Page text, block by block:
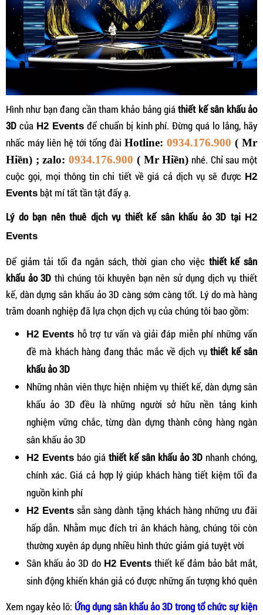
Hình như bạn đang cần tham khảo bảng giáthiết kế sân khấu ảo
3D của H2 Eventsđể chuẩn bị kinh phí. Đừng quá lo lắng, hãy
nhấc máy liên hệ tới tổng đài Hotline: 0934.176.900 ( Mr
Hiền) ; zalo:0934.176.900 ( Mr Hiền) nhé. Chỉ sau một
cuộc gọi, mọi thông tin chi tiết về giá cả dịch vụ sẽ được H2
Events bật mí tất tần tật đấy ạ.
Lý do bạn nên thuê dịch vụ thiết kế sân khấu ảo 3D tại H2
Events
Để giảm tải tối đa ngân sách, thời gian cho việc thiết kế sân
khấu ảo 3D thì chúng tôi khuyên bạn nên sử dụng dịch vụ thiết
kế, dàn dựng sân khấu ảo 3D càng sớm càng tốt. Lý do mà hàng
trăm doanh nghiệp đã lựa chọn dịch vụ của chúng tôi bao gồm:
H2 Events hỗ trợ tư vấn và giải đáp miễn phí những vấn
đề mà khách hàng đang thắc mắc về dịch vụthiết kế sân
khấu ảo 3D
Những nhân viên thực hiện nhiệm vụ thiết kế, dàn dựng sân
khấu ảo 3D đều là những người sở hữu nền tảng kinh
nghiệm vững chắc, từng dàn dựng thành công hàng ngàn
sân khấu ảo 3D
H2 Events báo giá thiết kế sân khấu ảo 3D nhanh chóng,
chính xác. Giá cả hợp lý giúp khách hàng tiết kiệm tối đa
nguồn kinh phí
H2 Events sẵn sàng dành tặng khách hàng những ưu đãi
hấp dẫn. Nhằm mục đích tri ân khách hàng, chúng tôi còn
thường xuyên áp dụng nhiều hình thức giảm giá tuyệt vời
Sân khấu ảo 3D do H2 Events thiết kế đảm bảo bắt mắt,
sinh động khiến khán giả có được những ấn tượng khó quên
Xem ngay kẻo lỡ: Ứng dụng sân khẩu ảo 3D trong tổ chức sự kiện